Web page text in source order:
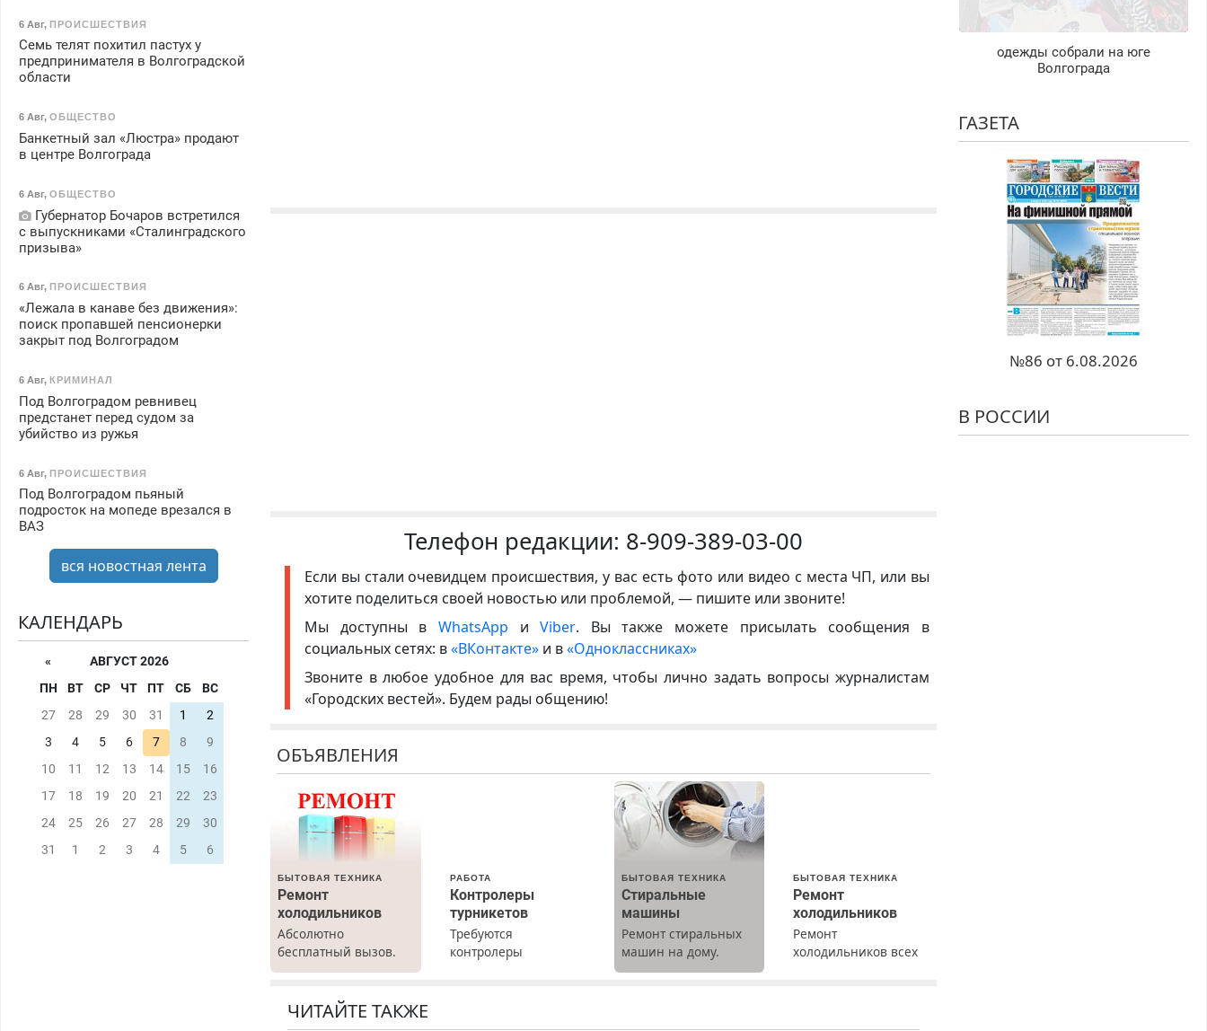
Телефон редакции: 8-909-389-03-00
Если вы стали очевидцем происшествия, у вас есть фото или видео с места ЧП, или вы
хотите поделиться своей новостью или проблемой, — пишите или звоните!
Мы доступны в WhatsApp иViber. Вы также можете присылать сообщения в
социальных сетях: в«ВКонтакте» и в«Одноклассниках»
Звоните в любое удобное для вас время, чтобы лично задать вопросы журналистам
«Городских вестей». Будем рады общению!
ОБЪЯВЛЕНИЯ
БЫТОВАЯ ТЕХНИКА
Ремонт
холодильников
Абсолютно
бесплатный вызов.
Ремонт
марок на дому, с
гарантией. Все р-ны.
РАБОТА
Контролеры
турникетов
Требуются
контролеры
БЫТОВАЯ ТЕХНИКА
Стиральные
машины
Ремонт стиральных
машин на дому.
Выезд и диагностика
БЫТОВАЯ ТЕХНИКА
Ремонт
холодильников
Ремонт
холодильников всех
ЧИТАЙТЕ ТАКЖЕ
6 Авг, ПРОИСШЕСТВИЯ
Семь телят похитил пастух у
предпринимателя в Волгоградской
области
6 Авг, ОБЩЕСТВО
Банкетный зал «Люстра» продают
в центре Волгограда
6 Авг, ОБЩЕСТВО
Губернатор Бочаров встретился
с выпускниками «Сталинградского
призыва»
6 Авг, ПРОИСШЕСТВИЯ
«Лежала в канаве без движения»:
поиск пропавшей пенсионерки
закрыт под Волгоградом
6 Авг, КРИМИНАЛ
Под Волгоградом ревнивец
предстанет перед судом за
убийство из ружья
6 Авг, ПРОИСШЕСТВИЯ
Под Волгоградом пьяный
подросток на мопеде врезался в
ВАЗ
вся новостная лента
КАЛЕНДАРЬ
«
АВГУСТ 2026
ПН
ВТ СР ЧТ ПТ СБ
ВС
27
28 29 30 31 1
2
3
4 5 6 7 8
9
10
11 12 13 14 15
16
17
18 19 20 21 22
23
24
25 26 27 28 29
30
31
1 2 3 4 5 6
одежды собрали на юге
Волгограда
ГАЗЕТА
№86 от 6.08.2026
В РОССИИ